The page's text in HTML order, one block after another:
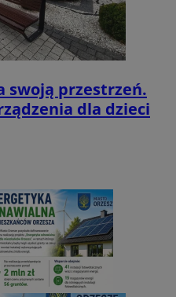
swoją przestrzeń.
dla dzieci